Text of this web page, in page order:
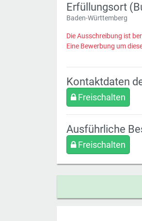
Erfüllungsort
Baden-Württemberg
Die Ausschreibung ist
Eine Bewerbung um
Kontaktdaten
Freischalten
Ausführliche
Freischalten